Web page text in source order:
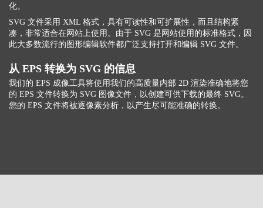
化。
SVG 文件采用 XML 格式，具有可读性和可扩展性，而且结构紧
凑，非常适合在网站上使用。由于 SVG 是网站使用的标准格式，因
此大多数流行的图形编辑软件都广泛支持打开和编辑 SVG 文件。
从 EPS 转换为 SVG 的信息
我们的 EPS 成像工具将使用我们的高质量内部 2D 渲染准确地将您
的 EPS 文件转换为 SVG 图像文件，以创建可供下载的最终 SVG。
您的 EPS 文件将被逐像素分析，以产生尽可能准确的转换。